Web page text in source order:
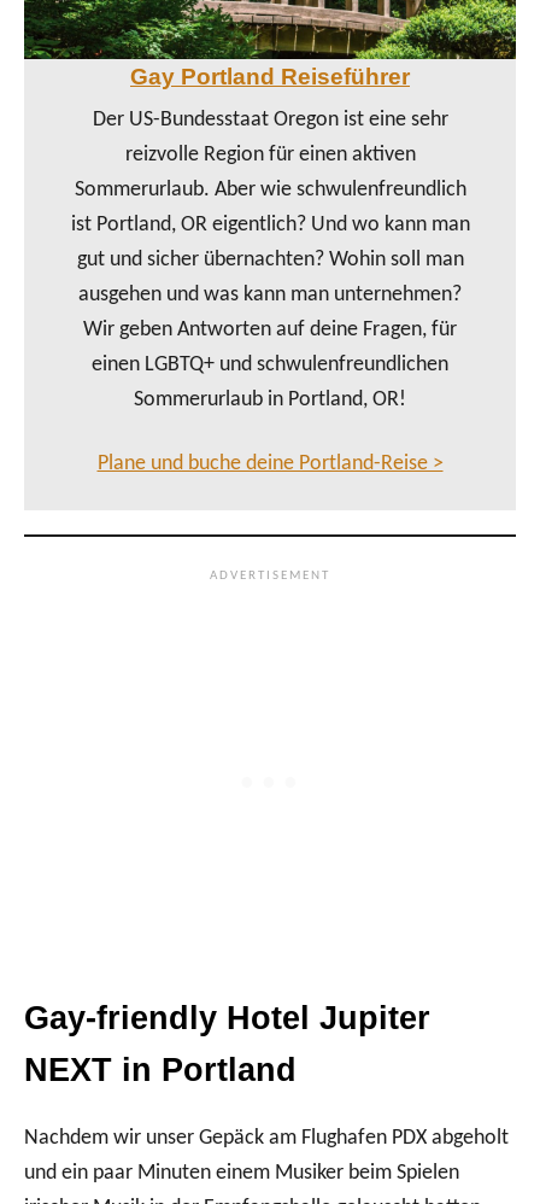
Gay Portland Reiseführer
Der US-Bundesstaat Oregon ist eine sehr
reizvolle Region für einen aktiven
Sommerurlaub. Aber wie schwulenfreundlich
ist Portland, OR eigentlich? Und wo kann man
gut und sicher übernachten? Wohin soll man
ausgehen und was kann man unternehmen?
Wir geben Antworten auf deine Fragen, für
einen LGBTQ+ und schwulenfreundlichen
Sommerurlaub in Portland, OR!
Plane und buche deine Portland-Reise >
Gay-friendly Hotel Jupiter
NEXT in Portland
Nachdem wir unser Gepäck am Flughafen PDX abgeholt
und ein paar Minuten einem Musiker beim Spielen